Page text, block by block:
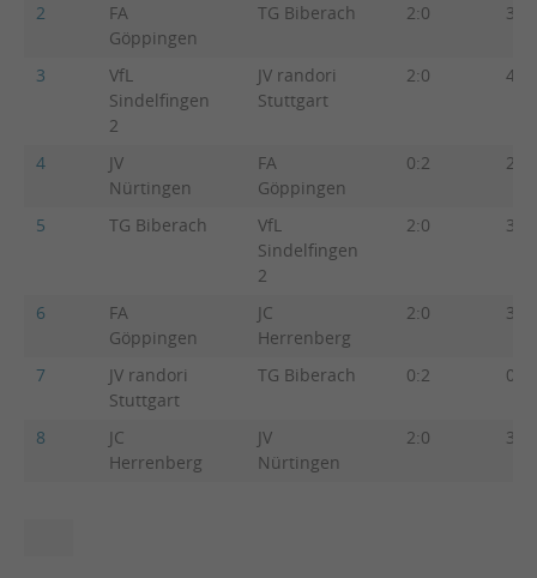
2
FA
Göppingen
TG Biberach 2:0 3:2
3
VfL
Sindelfingen
2
JV randori
Stuttgart
2:0 4:1
4
JV
Nürtingen
FA
Göppingen
0:2 2:3
5 TG Biberach
VfL
Sindelfingen
2
2:0 3:2
6
FA
Göppingen
JC
Herrenberg
2:0 3:2
7
JV randori
Stuttgart
TG Biberach 0:2 0:5
8
JC
Herrenberg
JV
Nürtingen
2:0 3:2